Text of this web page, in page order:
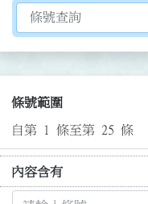
切換選擇法規資訊內容
條號範圍
自第 1 條至第 25 條
內容含有